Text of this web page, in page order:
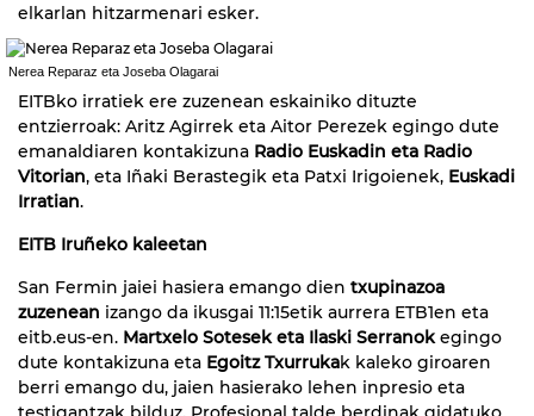
elkarlan hitzarmenari esker.
Nerea Reparaz eta Joseba Olagarai
EITBko irratiek ere zuzenean eskainiko dituzte
entzierroak: Aritz Agirrek eta Aitor Perezek egingo dute
emanaldiaren kontakizuna Radio Euskadin eta Radio
Vitorian, eta Iñaki Berastegik eta Patxi Irigoienek, Euskadi
Irratian.
EITB Iruñeko kaleetan
San Fermin jaiei hasiera emango dien txupinazoa
zuzenean izango da ikusgai 11:15etik aurrera ETB1en eta
eitb.eus-en. Martxelo Sotesek eta Ilaski Serranok egingo
dute kontakizuna eta Egoitz Txurrukak kaleko giroaren
berri emango du, jaien hasierako lehen inpresio eta